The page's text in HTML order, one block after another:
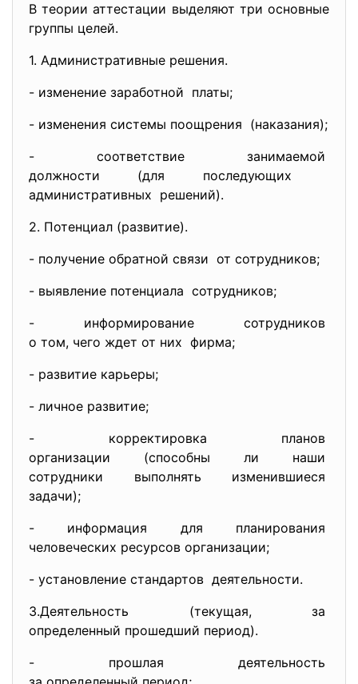
В теории аттестации выделяют три основные
группы целей.
1. Административные решения.
- изменение заработной платы;
- изменения системы поощрения (наказания);
- соответствие занимаемой
должности (для последующих
административных решений).
2. Потенциал (развитие).
- получение обратной связи от сотрудников;
- выявление потенциала сотрудников;
- информирование сотрудников
о том, чего ждет от них фирма;
- развитие карьеры;
- личное развитие;
- корректировка планов
организации (способны ли наши
сотрудники выполнять изменившиеся
задачи);
- информация для планирования
человеческих ресурсов организации;
- установление стандартов деятельности.
3.Деятельность (текущая, за
определенный прошедший период).
- прошлая деятельность